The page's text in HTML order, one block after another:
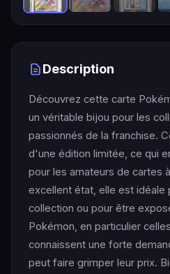
Description
Découvrez cette carte
un véritable bijou pour les
passionnés de la franchise.
d'une édition limitée, ce qui
pour les amateurs de cartes
excellent état, elle est idéale
collection ou pour être
Pokémon, en particulier
connaissent une forte
peut faire grimper leur prix.